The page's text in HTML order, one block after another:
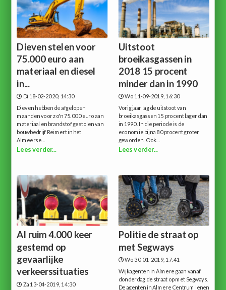
Dieven stelen voor
75.000 euro aan
materiaal en diesel
in...
Di 18-02-2020, 14:30
Dieven hebben de afgelopen
maanden voor zo'n 75.000 euro aan
materiaal en brandstof gestolen van
bouwbedrijf Reimert in het
Almeerse...
Lees verder...
Uitstoot
broeikasgassen in
2018 15 procent
minder dan in 1990
Wo 11-09-2019, 16:30
Vorig jaar lag de uitstoot van
broeikasgassen 15 procent lager dan
in 1990. In die periode is de
economie bijna 80 procent groter
geworden. Ook...
Lees verder...
Al ruim 4.000 keer
gestemd op
gevaarlijke
verkeerssituaties
Za 13-04-2019, 14:30
Politie de straat op
met Segways
Wo 30-01-2019, 17:41
Wijkagenten in Almere gaan vanaf
donderdag de straat op met Segways.
De agenten in Almere Centrum lenen